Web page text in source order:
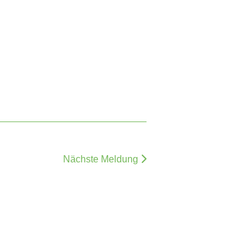
Nächste Meldung